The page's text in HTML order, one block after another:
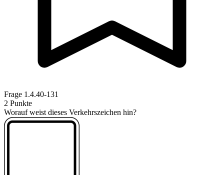
Frage 1.4.40-131
2 Punkte
Worauf weist dieses Verkehrszeichen hin?